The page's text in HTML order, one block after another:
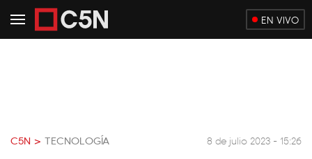
EN VIVO
C5N > TECNOLOGÍA 8 de julio 2023 - 15:26